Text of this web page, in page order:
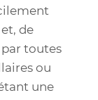
de
toutes
ou
une